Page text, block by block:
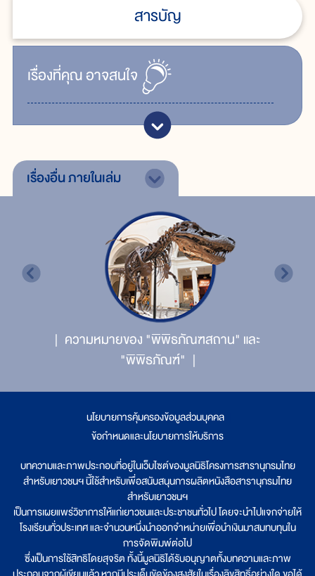
สารบัญ
เรื่ิองที่คุณอาจสนใจ
เรื่องอื่นภายในเล่ม
ความหมายของ "พิพิธภัณฑสถาน" และ
"พิพิธภัณฑ์"
นโยบายการคุ้มครองข้อมูลส่วนบุคคล
ข้อกำหนดและนโยบายการให้บริการ
บทความและภาพประกอบที่อยู่ในเว็บไซต์ของมูลนิธิโครงการสารานุกรมไทย
สำหรับเยาวชนฯ นี้ใช้สำหรับเพื่อสนับสนุนการผลิตหนังสือสารานุกรมไทย
สำหรับเยาวชนฯ
เป็นการเผยแพร่วิชาการให้แก่เยาวชนและประชาชนทั่วไป โดยจะนำไปแจกจ่ายให้
โรงเรียนทั่วประเทศ และจำนวนหนึ่งนำออกจำหน่ายเพื่อนำเงินมาสมทบทุนใน
การจัดพิมพ์ต่อไป
ซึ่งเป็นการใช้สิทธิโดยสุจริต ทั้งนี้มูลนิธิได้รับอนุญาตทั้งบทความและภาพ